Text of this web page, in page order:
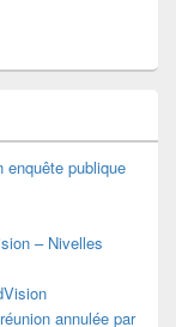
enquête publique
– Nivelles
annulée par